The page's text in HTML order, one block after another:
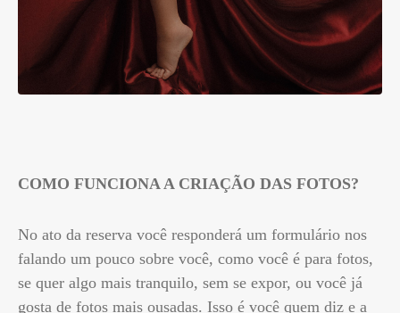
COMO FUNCIONA A CRIAÇÃO DAS FOTOS?
No ato da reserva você responderá um formulário nos
falando um pouco sobre você, como você é para fotos,
se quer algo mais tranquilo, sem se expor, ou você já
gosta de fotos mais ousadas. Isso é você quem diz e a